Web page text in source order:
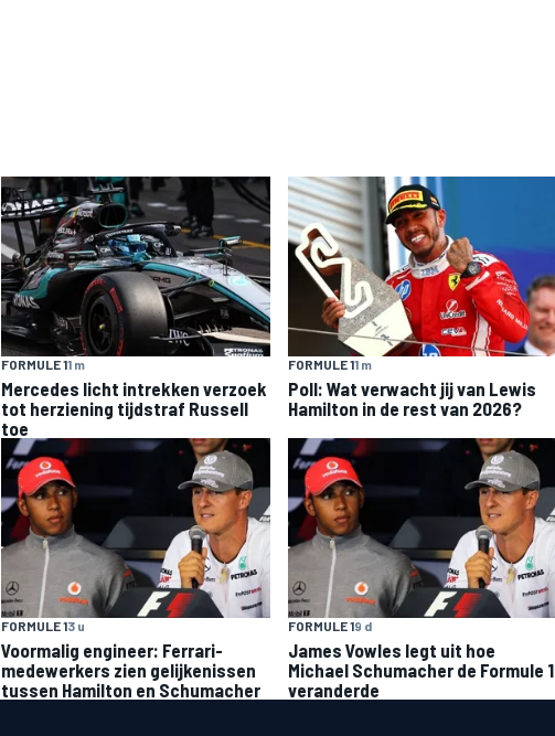
FORMULE 11 m
Mercedes licht intrekken verzoek
tot herziening tijdstraf Russell
toe
FORMULE 11 m
Poll: Wat verwacht jij van Lewis
Hamilton in de rest van 2026?
FORMULE 13 u
Voormalig engineer: Ferrari-
medewerkers zien gelijkenissen
tussen Hamilton en Schumacher
FORMULE 19 d
James Vowles legt uit hoe
Michael Schumacher de Formule 1
veranderde